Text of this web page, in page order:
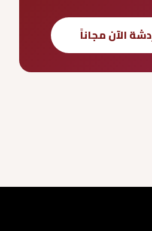
الآن مجاناً